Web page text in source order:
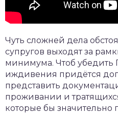
Чуть сложней дела
супругов выходят за
минимума. Чтоб убедить
иждивения придётся
представить
проживании и
которые бы